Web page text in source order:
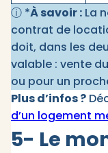
ⓘ *À savoir : La
contrat de
doit, dans les
valable : vente
ou pour un
Plus d’infos ?
d’un logement
5- Le